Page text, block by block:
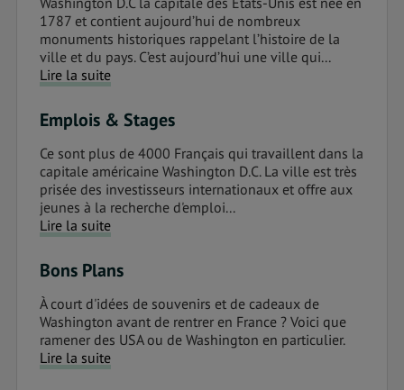
1787 et contient aujourd’hui de nombreux
monuments historiques rappelant l’histoire de la
ville et du pays. C’est aujourd’hui une ville qui...
Lire la suite
Emplois & Stages
Ce sont plus de 4000 Français qui travaillent dans la
capitale américaine Washington D.C. La ville est très
prisée des investisseurs internationaux et offre aux
jeunes à la recherche d'emploi...
Lire la suite
Bons Plans
À court d'idées de souvenirs et de cadeaux de
Washington avant de rentrer en France ? Voici que
ramener des USA ou de Washington en particulier.
Lire la suite